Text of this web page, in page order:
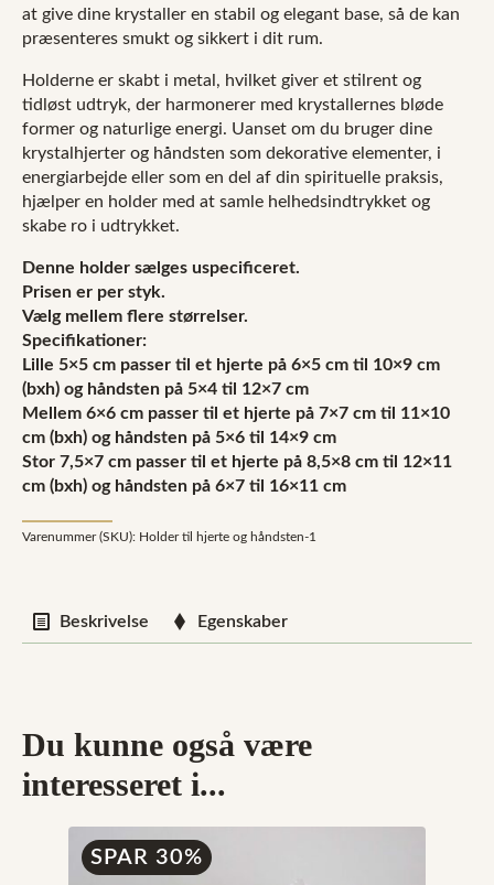
at give dine krystaller en stabil og elegant base, så de kan
præsenteres smukt og sikkert i dit rum.
Holderne er skabt i metal, hvilket giver et stilrent og
tidløst udtryk, der harmonerer med krystallernes bløde
former og naturlige energi. Uanset om du bruger dine
krystalhjerter og håndsten som dekorative elementer, i
energiarbejde eller som en del af din spirituelle praksis,
hjælper en holder med at samle helhedsindtrykket og
skabe ro i udtrykket.
Denne holder sælges uspecificeret.
Prisen er per styk.
Vælg mellem flere størrelser.
Specifikationer:
Lille 5×5 cm passer til et hjerte på 6×5 cm til 10×9 cm
(bxh) og håndsten på 5×4 til 12×7 cm
Mellem 6×6 cm passer til et hjerte på 7×7 cm til 11×10
cm (bxh) og håndsten på 5×6 til 14×9 cm
Stor 7,5×7 cm passer til et hjerte på 8,5×8 cm til 12×11
cm (bxh) og håndsten på 6×7 til 16×11 cm
Varenummer (SKU): Holder til hjerte og håndsten-1
Beskrivelse Egenskaber
Du kunne også være
interesseret i...
SPAR 30%